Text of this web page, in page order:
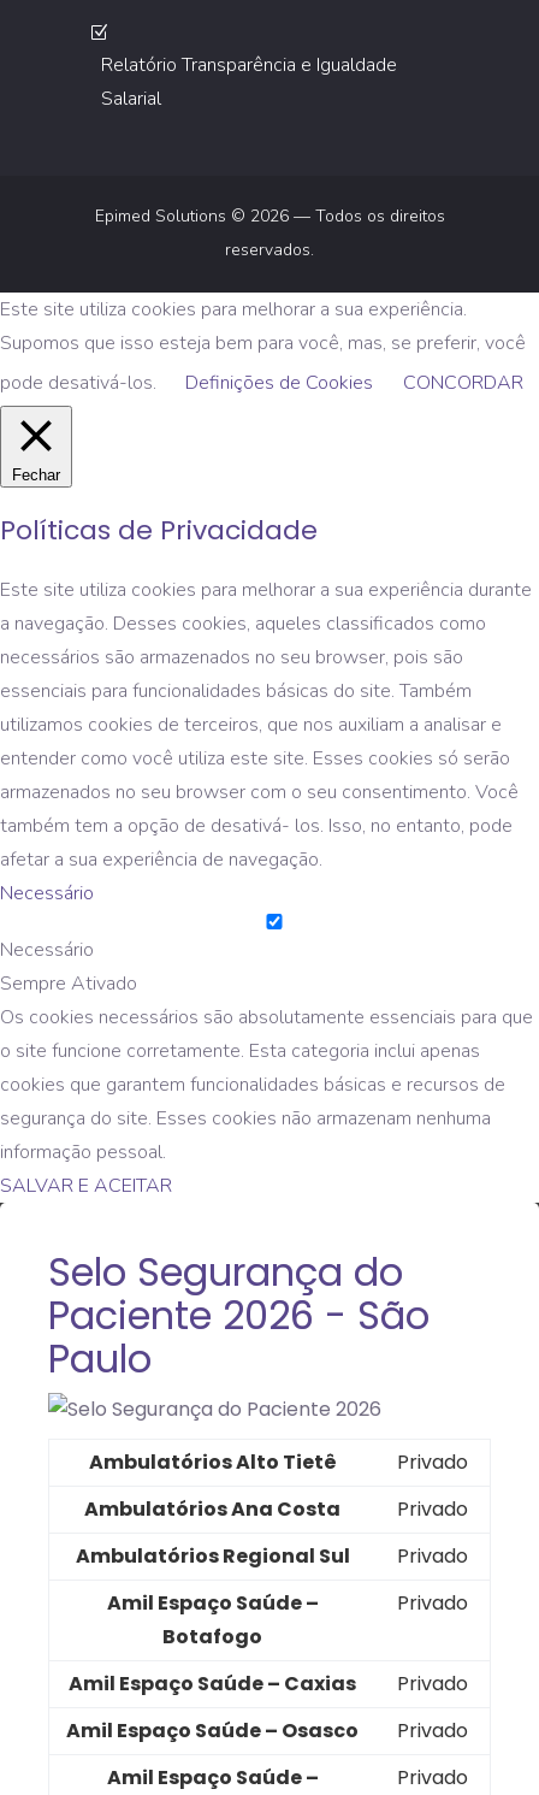
Relatório Transparência e Igualdade
Salarial
Epimed Solutions © 2026 — Todos os direitos
reservados.
Este site utiliza cookies para melhorar a sua experiência.
Supomos que isso esteja bem para você, mas, se preferir, você
pode desativá-los.
Definições de Cookies CONCORDAR
Fechar
Políticas de Privacidade
Este site utiliza cookies para melhorar a sua experiência durante
a navegação. Desses cookies, aqueles classificados como
necessários são armazenados no seu browser, pois são
essenciais para funcionalidades básicas do site. Também
utilizamos cookies de terceiros, que nos auxiliam a analisar e
entender como você utiliza este site. Esses cookies só serão
armazenados no seu browser com o seu consentimento. Você
também tem a opção de desativá- los. Isso, no entanto, pode
afetar a sua experiência de navegação.
Necessário
Necessário
Sempre Ativado
Os cookies necessários são absolutamente essenciais para que
o site funcione corretamente. Esta categoria inclui apenas
cookies que garantem funcionalidades básicas e recursos de
segurança do site. Esses cookies não armazenam nenhuma
informação pessoal.
SALVAR E ACEITAR
Selo Segurança do
Paciente 2026 - São
Paulo
Ambulatórios Alto Tietê
Privado
Ambulatórios Ana Costa
Privado
Ambulatórios Regional Sul
Privado
Amil Espaço Saúde –
Botafogo
Privado
Amil Espaço Saúde – Caxias
Privado
Amil Espaço Saúde – Osasco
Privado
Amil Espaço Saúde –
Privado